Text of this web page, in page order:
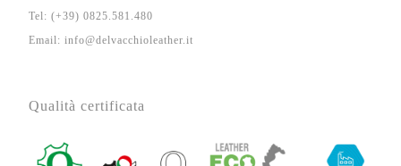
Tel: (+39) 0825.581.480
Email: info@delvacchioleather.it
Qualità certificata